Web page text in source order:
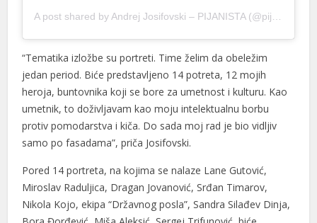
panel
Panel
panel
panel
A post shared byAndrej Josifovski – PIJANISTA(@pijanistq) on
“Tematika izložbe su portreti. Time želim da obeležim
jedan period. Biće predstavljeno 14 potreta, 12 mojih
heroja, buntovnika koji se bore za umetnost i kulturu. Kao
umetnik, to doživljavam kao moju intelektualnu borbu
protiv pomodarstva i kiča. Do sada moj rad je bio vidljiv
samo po fasadama”, priča Josifovski.
Pored 14 portreta, na kojima se nalaze Lane Gutović,
Miroslav Raduljica, Dragan Jovanović, Srđan Timarov,
Nikola Kojo, ekipa “Državnog posla”, Sandra Silađev Dinja,